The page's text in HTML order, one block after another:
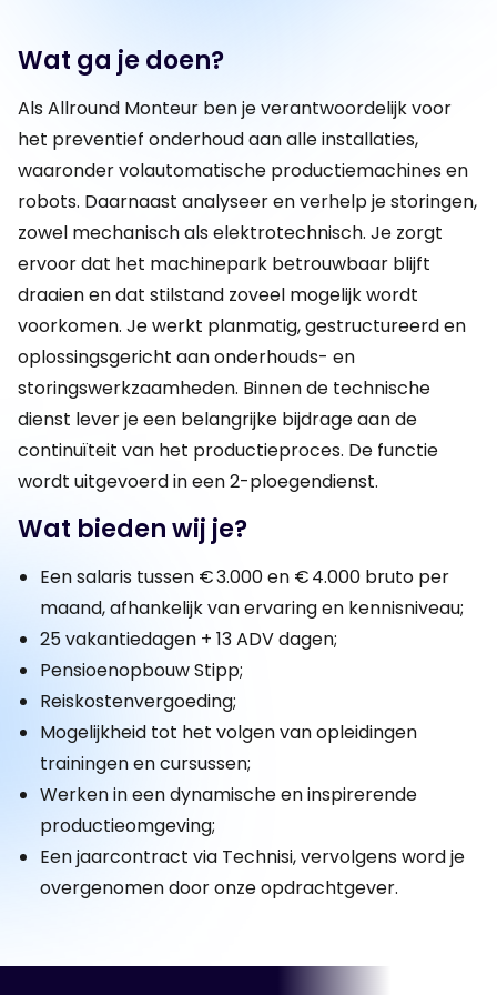
Wat ga je doen?
Als Allround Monteur ben je verantwoordelijk voor
het preventief onderhoud aan alle installaties,
waaronder volautomatische productiemachines en
robots. Daarnaast analyseer en verhelp je storingen,
zowel mechanisch als elektrotechnisch. Je zorgt
ervoor dat het machinepark betrouwbaar blijft
draaien en dat stilstand zoveel mogelijk wordt
voorkomen. Je werkt planmatig, gestructureerd en
oplossingsgericht aan onderhouds- en
storingswerkzaamheden. Binnen de technische
dienst lever je een belangrijke bijdrage aan de
continuïteit van het productieproces. De functie
wordt uitgevoerd in een 2-ploegendienst.
Wat bieden wij je?
Een salaris tussen € 3.000 en € 4.000 bruto per
maand, afhankelijk van ervaring en kennisniveau;
25 vakantiedagen + 13 ADV dagen;
Pensioenopbouw Stipp;
Reiskostenvergoeding;
Mogelijkheid tot het volgen van opleidingen
trainingen en cursussen;
Werken in een dynamische en inspirerende
productieomgeving;
Een jaarcontract via Technisi, vervolgens word je
overgenomen door onze opdrachtgever.